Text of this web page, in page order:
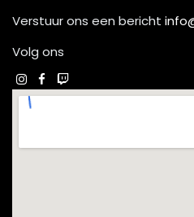
Verstuur ons een bericht
Volg ons